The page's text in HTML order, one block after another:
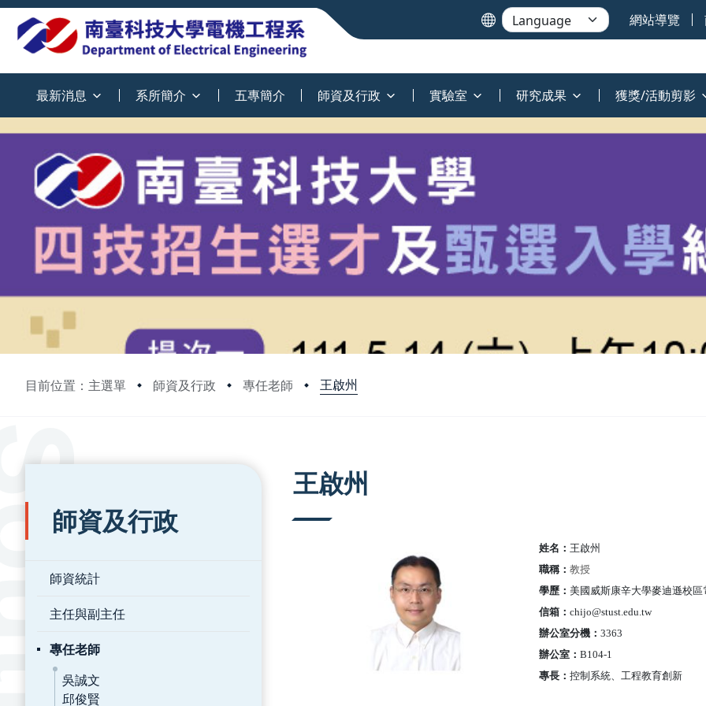
網站導覽
最新消息 系所簡介 五專簡介 師資及行政 實驗室 研究成果 獲獎/活動剪影
目前位置：主選單 師資及行政 專任老師 王啟州
:::
師資及行政
師資統計
主任與副主任
專任老師
吳誠文
邱俊賢
王啟州
姓名： 王啟州
職稱： 教授
學歷： 美國威斯康辛大學麥迪遜校區
信箱： chijo@stust.edu.tw
辦公室分機： 3363
辦公室： B104-1
專長： 控制系統、工程教育創新